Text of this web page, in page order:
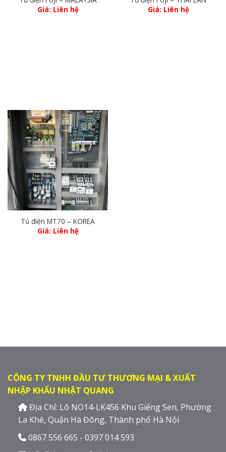
Giá: Liên hệ
Giá: Liên hệ
Tủ điện MT70 – KOREA
Giá: Liên hệ
CÔNG TY TNHH ĐẦU TƯ THƯƠNG MẠI & XUẤT
NHẬP KHẨU NHẬT QUANG
Địa Chỉ: Lô NO14-LK456 Khu Giếng Sen, Phường
La Khê, Quận Hà Đông, Thành phố Hà Nội
0867 556 665 - 0397 014 593